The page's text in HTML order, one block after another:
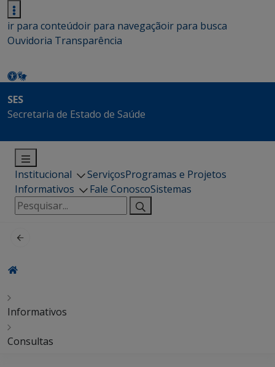
ir para conteúdoir para navegaçãoir para busca
Ouvidoria Transparência
SES
Secretaria de Estado de Saúde
Institucional ServiçosProgramas e Projetos
Informativos
Fale ConoscoSistemas
Pesquisar
por:
Informativos
Consultas